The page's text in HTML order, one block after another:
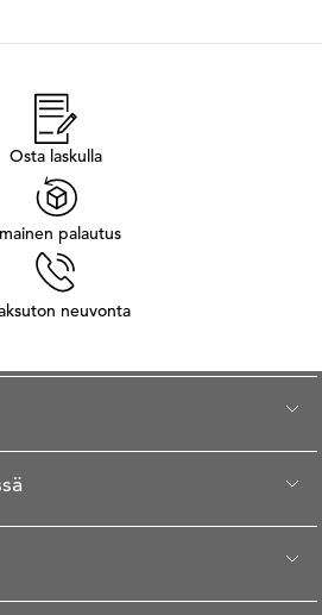
Osta laskulla
palautus
neuvonta